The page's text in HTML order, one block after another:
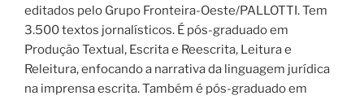
editados pelo Grupo Fronteira-Oeste/PALLOTTI. Tem
3.500 textos jornalísticos. É pós-graduado em
Produção Textual, Escrita e Reescrita, Leitura e
Releitura, enfocando a narrativa da linguagem jurídica
na imprensa escrita. Também é pós-graduado em